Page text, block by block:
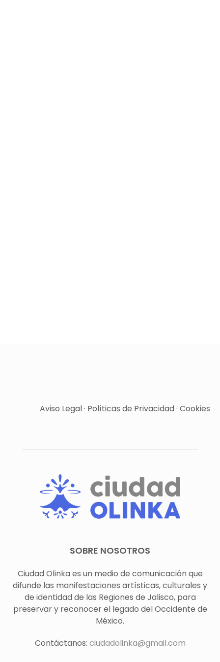
Aviso Legal· Políticas de Privacidad· Cookies
SOBRE NOSOTROS
Ciudad Olinka es un medio de comunicación que
difunde las manifestaciones artísticas, culturales y
de identidad de las Regiones de Jalisco, para
preservar y reconocer el legado del Occidente de
México.
Contáctanos: ciudadolinka@gmail.com